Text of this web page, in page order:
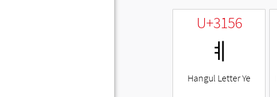
U+3156
ㅖ
Hangul Letter Ye